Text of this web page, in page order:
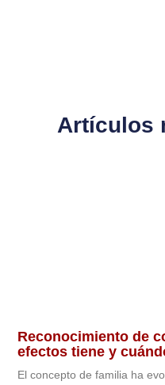
Artículos
Reconocimiento de
efectos tiene y
El concepto de familia ha